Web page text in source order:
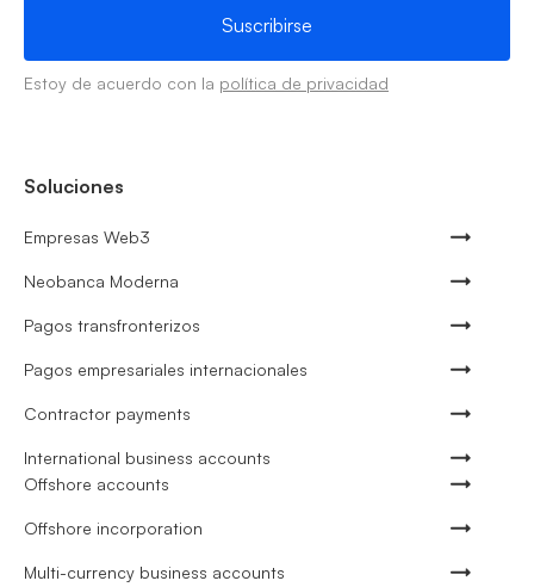
Estoy de acuerdo con la política de privacidad
Soluciones
Empresas Web3
Neobanca Moderna
Pagos transfronterizos
Pagos empresariales internacionales
Contractor payments
International business accounts
Offshore accounts
Offshore incorporation
Multi-currency business accounts